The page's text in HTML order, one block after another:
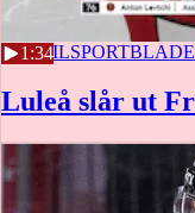
1:34
2 APRIL
Luleå slår ut